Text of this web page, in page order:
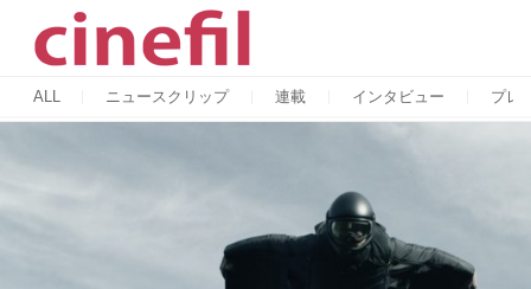
ALL ニュースクリップ 連載 インタビュー プレ